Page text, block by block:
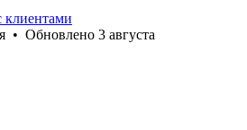
клиентами
• Обновлено 3 августа